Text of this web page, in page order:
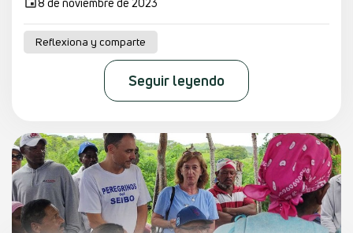
Reflexiona y comparte
Seguir leyendo